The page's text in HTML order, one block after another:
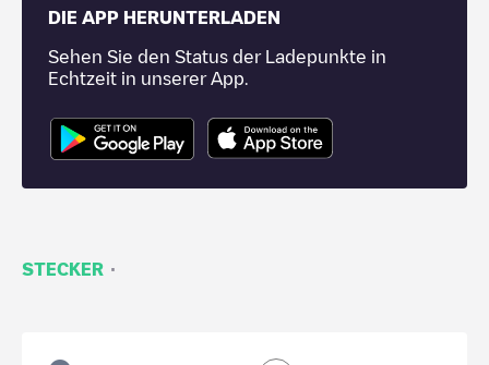
DIE APP HERUNTERLADEN
Sehen Sie den Status der Ladepunkte in
Echtzeit in unserer App.
STECKER ·